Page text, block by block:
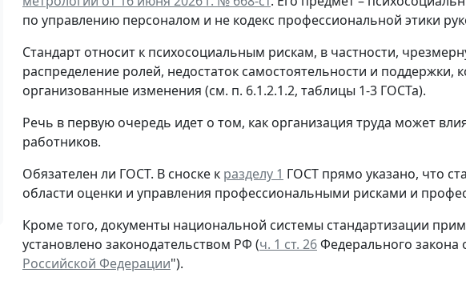
по управлению персоналом и не кодекс профессиональной этики
Стандарт относит к психосоциальным рискам, в частности,
распределение ролей, недостаток самостоятельности и
организованные изменения (см. п. 6.1.2.1.2, таблицы 1-3 ГОСТа).
Речь в первую очередь идет о том, как организация труда может
работников.
Обязателен ли ГОСТ. В сноске к разделу 1 ГОСТ прямо указано, что
области оценки и управления профессиональными рисками и
Кроме того, документы национальной системы стандартизации
установлено законодательством РФ (ч. 1 ст. 26Федерального
Российской Федерации").